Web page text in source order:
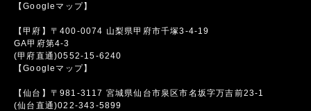
【Googleマップ】
【甲府】〒400-0074 山梨県甲府市千塚3-4-19
GA甲府第4-3
(甲府直通)0552-15-6240
【Googleマップ】
【仙台】〒981-3117 宮城県仙台市泉区市名坂字万吉前23-1
(仙台直通)022-343-5899